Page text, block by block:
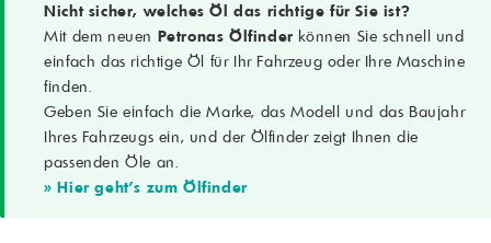
API SP; ACEA A3/B4
OEM-Freigaben
MB-Approval 229.5; VW 502.00/505.00; Porsche A40; Renault
RN0700/RN0710; BMW Longlife-01
Leistungsstufen
FCA 955535-H2; 955535-M2; 955535-S2
Besondere Eigenschaften
LSPI-Schutz; Hitzekontrolle; Schlamm- und Ablagerungskontrolle;
Verschleißschutz
Einsatzbereiche
PKW, SUV, Transporter; Turbo-Benzin & Diesel; Direkteinspritzung
Nicht sicher, welches Öl das richtige für Sie ist?
Mit dem neuen Petronas Ölfinder können Sie schnell und
einfach das richtige Öl für Ihr Fahrzeug oder Ihre Maschine
finden.
Geben Sie einfach die Marke, das Modell und das Baujahr
Ihres Fahrzeugs ein, und der Ölfinder zeigt Ihnen die
passenden Öle an.
» Hier geht's zum Ölfinder